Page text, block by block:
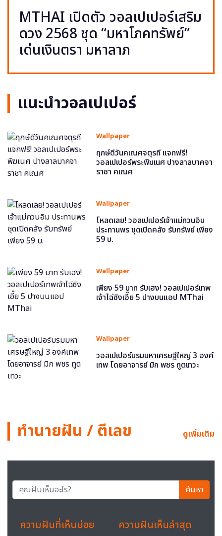
MTHAI เปิดตัว วอลเปเปอร์เสริม
ดวง 2568 ชุด “มหาโภคทรัพย์”
เด่นเงินตรา มหาลาภ
แนะนำวอลเปเปอร์
Wallpaper
ฤกษ์ดีวันคเณศจตุรถี แจกฟรี!
วอลเปเปอร์พระพิฆเนศ ปางลาลบาคจา
ราชา คเณศ
Wallpaper
โหลดเลย! วอลเปเปอร์เจ้าแม่กวนอิม
ประทานพร ชุดเปิดคลัง รับทรัพย์ เพียง
59 บ.
Wallpaper
เพียง 59 บาท รับเฮง! วอลเปเปอร์เทพ
เจ้าไฉ่ซิงเอี๊ย 5 ปางบนแอป MThai
Wallpaper
วอลเปเปอร์บรมมหาเศรษฐีใหญ่ 3 องค์
เทพ โดยอาจารย์ มิก พชร ทูตเทวะ
ทำนายฝัน / ตีเลข ดูเพิ่มเติม
ค้นหา
ความฝันที่เห็นบ่อย ความฝันเห็นล่าสุด